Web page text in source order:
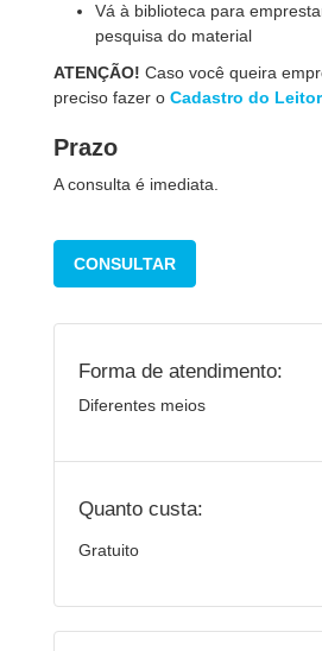
Vá à biblioteca para
pesquisa do material
ATENÇÃO! Caso você queira
preciso fazer o Cadastro do Leitor
Prazo
A consulta é imediata.
CONSULTAR
Forma de atendimento:
Diferentes meios
Quanto custa:
Gratuito